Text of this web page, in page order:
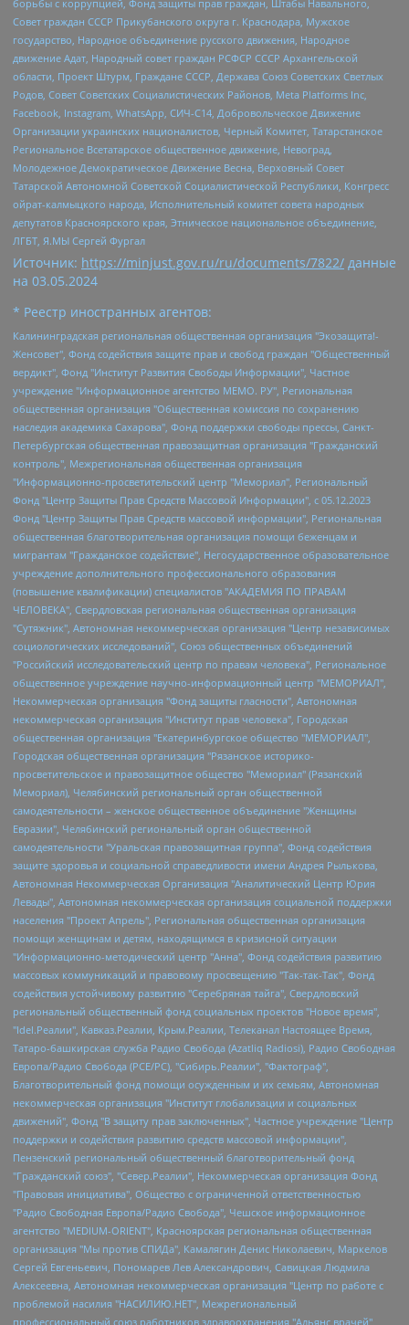
борьбы с коррупцией, Фонд защиты прав граждан, Штабы Навального,
Совет граждан СССР Прикубанского округа г. Краснодара, Мужское
государство, Народное объединение русского движения, Народное
движение Адат, Народный совет граждан РСФСР СССР Архангельской
области, Проект Штурм, Граждане СССР, Держава Союз Советских Светлых
Родов, Совет Советских Социалистических Районов, Meta Platforms Inc,
Facebook, Instagram, WhatsApp, СИЧ-С14, Добровольческое Движение
Организации украинских националистов, Черный Комитет, Татарстанское
Региональное Всетатарское общественное движение, Невоград,
Молодежное Демократическое Движение Весна, Верховный Совет
Татарской Автономной Советской Социалистической Республики, Конгресс
ойрат-калмыцкого народа, Исполнительный комитет совета народных
депутатов Красноярского края, Этническое национальное объединение,
ЛГБТ, Я.МЫ Сергей Фургал
Источник: https://minjust.gov.ru/ru/documents/7822/ данные
на 03.05.2024
* Реестр иностранных агентов:
Калининградская региональная общественная организация "Экозащита!-Женсовет", Фонд содействия защите прав и свобод граждан "Общественный вердикт", Фонд "Институт Развития Свободы Информации", Частное учреждение "Информационное агентство МЕМО. РУ", Региональная общественная организация "Общественная комиссия по сохранению наследия академика Сахарова", Фонд поддержки свободы прессы, Санкт-Петербургская общественная правозащитная организация "Гражданский контроль", Межрегиональная общественная организация "Информационно-просветительский центр "Мемориал", Региональный Фонд "Центр Защиты Прав Средств Массовой Информации", с 05.12.2023 Фонд "Центр Защиты Прав Средств массовой информации", Региональная общественная благотворительная организация помощи беженцам и мигрантам "Гражданское содействие", Негосударственное образовательное учреждение дополнительного профессионального образования (повышение квалификации) специалистов "АКАДЕМИЯ ПО ПРАВАМ ЧЕЛОВЕКА", Свердловская региональная общественная организация "Сутяжник", Автономная некоммерческая организация "Центр независимых социологических исследований", Союз общественных объединений "Российский исследовательский центр по правам человека", Региональное общественное учреждение научно-информационный центр "МЕМОРИАЛ", Некоммерческая организация "Фонд защиты гласности", Автономная некоммерческая организация "Институт прав человека", Городская общественная организация "Екатеринбургское общество "МЕМОРИАЛ", Городская общественная организация "Рязанское историко-просветительское и правозащитное общество "Мемориал" (Рязанский Мемориал), Челябинский региональный орган общественной самодеятельности – женское общественное объединение "Женщины Евразии", Челябинский региональный орган общественной самодеятельности "Уральская правозащитная группа", Фонд содействия защите здоровья и социальной справедливости имени Андрея Рылькова, Автономная Некоммерческая Организация "Аналитический Центр Юрия Левады", Автономная некоммерческая организация социальной поддержки населения "Проект Апрель", Региональная общественная организация помощи женщинам и детям, находящимся в кризисной ситуации "Информационно-методический центр "Анна", Фонд содействия развитию массовых коммуникаций и правовому просвещению "Так-так-Так", Фонд содействия устойчивому развитию "Серебряная тайга", Свердловский региональный общественный фонд социальных проектов "Новое время", "Idel.Реалии", Кавказ.Реалии, Крым.Реалии, Телеканал Настоящее Время, Татаро-башкирская служба Радио Свобода (Azatliq Radiosi), Радио Свободная Европа/Радио Свобода (PCE/PC), "Сибирь.Реалии", "Фактограф", Благотворительный фонд помощи осужденным и их семьям, Автономная некоммерческая организация "Институт глобализации и социальных движений", Фонд "В защиту прав заключенных", Частное учреждение "Центр поддержки и содействия развитию средств массовой информации", Пензенский региональный общественный благотворительный фонд "Гражданский союз", "Север.Реалии", Некоммерческая организация Фонд "Правовая инициатива", Общество с ограниченной ответственностью "Радио Свободная Европа/Радио Свобода", Чешское информационное агентство "MEDIUM-ORIENT", Красноярская региональная общественная организация "Мы против СПИДа", Камалягин Денис Николаевич, Маркелов Сергей Евгеньевич, Пономарев Лев Александрович, Савицкая Людмила Алексеевна, Автономная некоммерческая организация "Центр по работе с проблемой насилия "НАСИЛИЮ.НЕТ", Межрегиональный профессиональный союз работников здравоохранения "Альянс врачей", Юридическое лицо, зарегистрированное в Латвийской Республике, SIA "Medusa Project" (регистрационный номер 40103797863, дата регистрации 10.06.2014), Некоммерческая организация "Фонд по борьбе с коррупцией", Автономная некоммерческая организация "Институт права и публичной политики", Баданин Роман Сергеевич, Гликин Максим Александрович, Железнова Мария Михайловна, Лукьянова Юлия Сергеевна, Маетная Елизавета Витальевна, Маняхин Петр Борисович, Чуракова Ольга Владимировна, Ярош Юлия Петровна, Юридическое лицо "The Insider SIA", зарегистрированное в Риге, Латвийская Республика (дата регистрации 26.06.2015), являющееся администратором доменного имени интернет-издания "The Insider SIA", https://theins.ru, Постернак Алексей Евгеньевич, Рубин Михаил Аркадьевич, Анин Роман Александрович, Юридическое лицо Istories fonds, зарегистрированное в Латвийской Республике (регистрационный номер 50008295751, дата регистрации 24.02.2020), Великовский Дмитрий Александрович, Долинина Ирина Николаевна, Мароховская Алеся Алексеевна, Шлейнов Роман Юрьевич, Шмагун Олеся Валентиновна, Общество с ограниченной ответственностью "Альтаир 2021", Общество с ограниченной ответственностью "Вега 2021", Общество с ограниченной ответственностью "Главный редактор 2021", Общество с ограниченной ответственностью "Ромашки монолит", Важенков Артем Валерьевич, Ивановская областная общественная организация "Центр гендерных исследований", Гурман Юрий Альбертович, Медиапроект "ОВД-Инфо", Егоров Владимир Владимирович, Жилинский Владимир Александрович, Общество с ограниченной ответственностью "ЗП", Иванова София Юрьевна, Карезина Инна Павловна, Кильтау Екатерина Викторовна, Петров Алексей Викторович, Пискунов Сергей Евгеньевич, Смирнов Сергей Сергеевич, Тихонов Михаил Сергеевич, Общество с ограниченной ответственностью "ЖУРНАЛИСТ-ИНОСТРАННЫЙ АГЕНТ", Арапова Галина Юрьевна, Вольтская Татьяна Анатольевна, Американская компания "Mason G.E.S. Anonymous Foundation" (США), являющаяся владельцем интернет-издания https://mnews.world/, Компания "Stichting Bellingcat", зарегистрированная в Нидерландах (дата регистрации 11.07.2018), Захаров Андрей Вячеславович, Клепиковская Екатерина Дмитриевна, Общество с ограниченной ответственностью "МЕМО", Перл Роман Александрович, Симонов Евгений Алексеевич, Соловьева Елена Анатольевна, Сотников Даниил Владимирович, Сурначева Елизавета Дмитриевна, Автономная некоммерческая организация по защите прав человека и информированию населения "Якутия – Наше Мнение", Общество с ограниченной ответственностью "Москоу диджитал медиа", с 26.01.2023 Общество с ограниченной ответственностью "Чайка Белые сады", Ветошкина Валерия Валерьевна, Заговора Максим Александрович, Межрегиональное общественное движение "Российская ЛГБТ - сеть", Оленичев Максим Владимирович, Павлов Иван Юрьевич, Скворцова Елена Сергеевна, Общество с ограниченной ответственностью "Как бы инагент", Кочетков Игорь Викторович, Общество с ограниченной ответственностью "Честные выборы", Еланчик Олег Александрович, Общество с ограниченной ответственностью "Нобелевский призыв", Гималова Регина Эмилевна, Григорьев Андрей Валерьевич, Григорьева Алина Александровна, Ассоциация по содействию защите прав призывников, альтернативнослужащих и военнослужащих "Правозащитная группа "Гражданин.Армия.Право", Хисамова Регина Фаритовна, Автономная некоммерческая организация по реализации социально-правовых программ "Лилит", Дальневосточное общественное движение "Маяк", Санкт-Петербургская ЛГБТ-инициативная группа "Выход", Инициативная группа ЛГБТ+ "Реверс", Алексеев Андрей Викторович, Бекбулатова Таисия Львовна, Беляев Иван Михайлович, Владыкина Елена Сергеевна, Гельман Марат Александрович, Никульшина Вероника Юрьевна, Толоконникова Надежда Андреевна, Шендерович Виктор Анатольевич, Общество с ограниченной ответственностью "Данное сообщение", Общество с ограниченной ответственностью Издательский дом "Новая глава", Айнбиндер Александра Александровна, Московский комьюнити-центр для ЛГБТ+инициатив, Благотворительный фонд развития филантропии, Deutsche Welle (Германия, Kurt-Schumacher-Strasse 3, 53113 Bonn), Борзунова Мария Михайловна, Воробьев Виктор Викторович, Голубева Анна Львовна, Константинова Алла Михайловна, Малкова Ирина Владимировна, Мурадов Мурад Абдулгалимович, Осетинская Елизавета Николаевна, Понасенков Евгений Николаевич, Ганапольский Матвей Юрьевич, Киселев Евгений Алексеевич, Борухович Ирина Григорьевна, Дремин Иван Тимофеевич, Дубровский Дмитрий Викторович, Красноярская региональная общественная организация поддержки и развития альтернативных образовательных технологий и межкультурных коммуникаций "ИНТЕРРА", Маяковская Екатерина Алексеевна, Фейгин Марк Захарович, Филимонов Андрей Викторович, Дзугкоева Регина Николаевна, Доброхотов Роман Александрович, Дудь Юрий Александрович, Елкин Сергей Владимирович, Кругликов Кирилл Игоревич, Сабунаева Мария Леонидовна, Семенов Алексей Владимирович, Шаинян Карен Багратович, Шульман Екатерина Михайловна, Асафьев Артур Валерьевич, Вахштайн Виктор Семенович, Венедиктов Алексей Алексеевич, Лушникова Екатерина Евгеньевна, Волков Леонид Михайлович, Невзоров Александр Глебович, Пархоменко Сергей Борисович, Сироткин Ярослав Николаевич, Кара-Мурза Владимир Владимирович, Баранова Наталья Владимировна, Гозман Леонид Яковлевич, Кагарлицкий Борис Юльевич, Климарев Михаил Валерьевич, Милов Владимир Станиславович, Автономная некоммерческая организация Краснодарский центр современного искусства "Типография", Моргенштерн Алишер Тагирович, Соболь Любовь Эдуардовна, Общество с ограниченной ответственностью "ЛИЗА НОРМ", Каспаров Гарри Кимович, Ходорковский Михаил Борисович, Общество с ограниченной ответственностью "Апрельские тезисы", Данилович Ирина Брониславовна, Кашин Олег Владимирович, Петров Николай Владимирович, Пивоваров Алексей Владимирович, Соколов Михаил Владимирович, Цветкова Юлия Владимировна, Чичваркин Евгений Александрович, Комитет против пыток/Команда против пыток, Общество с ограниченной ответственностью "Первый научный", Общество с ограниченной ответственностью "Вертолет и ко", Белоцерковская Вероника Борисовна, Кац Максим Евгеньевич, Лазарева Татьяна Юрьевна, Шаведдинов Руслан Табризович, Яшин Илья Валерьевич, Общество с ограниченной ответственностью "Иноагент ААВ", Алешковский Дмитрий Петрович, Альбац Евгения Марковна, Быков Дмитрий Львович, Галямина Юлия Евгеньевна, Лойко Сергей Леонидович, Мартынов Кирилл Константинович, Медведев Сергей Александрович, Крашенинников Федор Геннадиевич, Гордеева Катерина Вл